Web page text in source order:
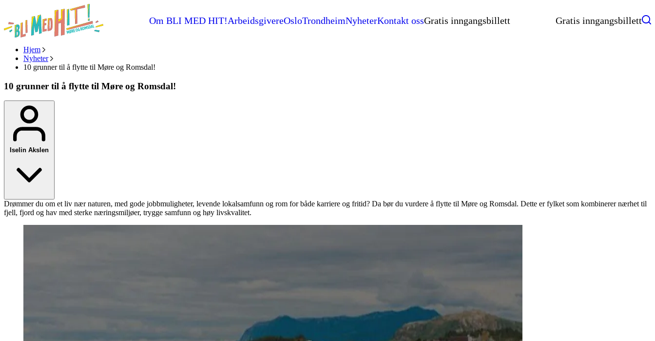
Om BLI MED HIT!ArbeidsgivereOsloTrondheimNyheterKontakt ossGratis inngangsbillett Gratis inngangsbillett
Hjem
Nyheter
10 grunner til å flytte til Møre og Romsdal!
10 grunner til å flytte til Møre og Romsdal!
Iselin Akslen
Drømmer du om et liv nær naturen, med gode jobbmuligheter, levende lokalsamfunn og rom for både karriere og fritid? Da bør du vurdere å flytte til Møre og Romsdal. Dette er fylket som kombinerer nærhet til
fjell, fjord og hav med sterke næringsmiljøer, trygge samfunn og høy livskvalitet.